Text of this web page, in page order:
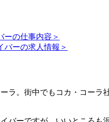
ーの仕事内容＞
バーの求人情報＞
ラ。街中でもコカ・コーラ